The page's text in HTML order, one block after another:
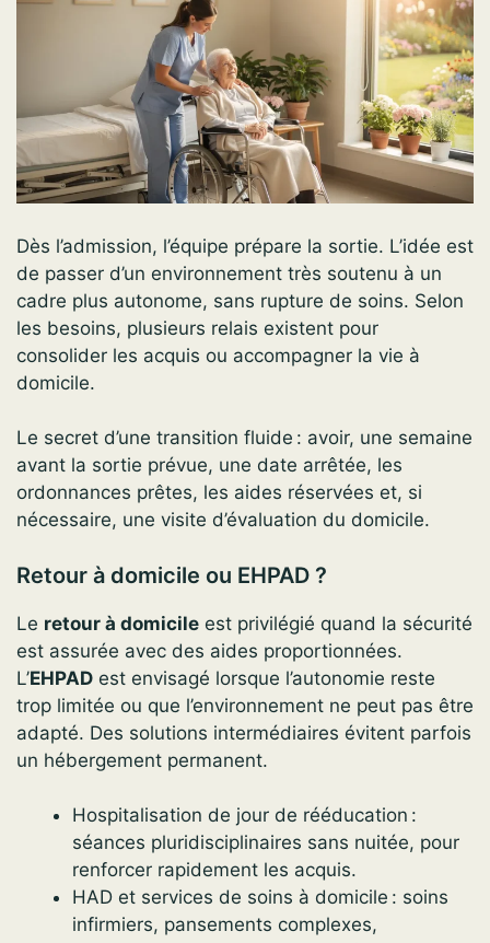
Dès l’admission, l’équipe prépare la sortie. L’idée est
de passer d’un environnement très soutenu à un
cadre plus autonome, sans rupture de soins. Selon
les besoins, plusieurs relais existent pour
consolider les acquis ou accompagner la vie à
domicile.
Le secret d’une transition fluide : avoir, une semaine
avant la sortie prévue, une date arrêtée, les
ordonnances prêtes, les aides réservées et, si
nécessaire, une visite d’évaluation du domicile.
Retour à domicile ou EHPAD ?
Le retour à domicile est privilégié quand la sécurité
est assurée avec des aides proportionnées.
L’EHPAD est envisagé lorsque l’autonomie reste
trop limitée ou que l’environnement ne peut pas être
adapté. Des solutions intermédiaires évitent parfois
un hébergement permanent.
Hospitalisation de jour de rééducation :
séances pluridisciplinaires sans nuitée, pour
renforcer rapidement les acquis.
HAD et services de soins à domicile : soins
infirmiers, pansements complexes,